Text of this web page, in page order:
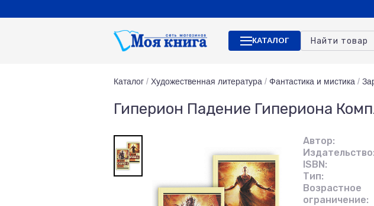
КАТАЛОГ
Каталог / Художественная литература / Фантастика и мистика /
Гиперион Падение Гипериона
Автор:
Издательство:
ISBN:
Тип:
Возрастное
ограничение: